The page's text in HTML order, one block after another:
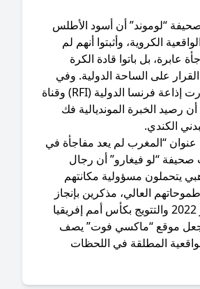
أن أسود الأطلس
وأثبتوا أنهم لم
باتوا قادة الكرة
الساحة الدولية. وفي
السياق ذاته، أشارت إذاعة فرنسا الدولية (RFI) وقناة
الخبرة المونديالية فك
لم يعد مفاجأة في
فيغارو” أن رجال
مسؤولية مكانتهم
مذكرين بإنجاز
قطر 2022 والتتويج بكأس أمم إفريقيا
“ماكسي فوت” يصف
في اللحظات